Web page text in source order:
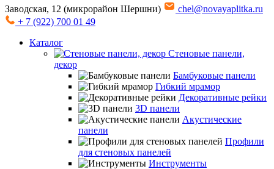
Заводская, 12 (микрорайон Шершни)
chel@novayaplitka.ru
+ 7 (922) 700 01 49
Каталог
Стеновые панели,
декор
Бамбуковые панели
Гибкий мрамор
Декоративные рейки
3D панели
Акустические
панели
Профили
для стеновых панелей
Инструменты